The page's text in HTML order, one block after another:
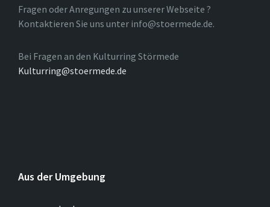
Fragen oder Anregungen zu unserer Webseite ?
Kontaktieren Sie uns unter info@stoermede.de.
Bei Fragen an den Kulturring Störmede
Kulturring@stoermede.de
Aus der Umgebung